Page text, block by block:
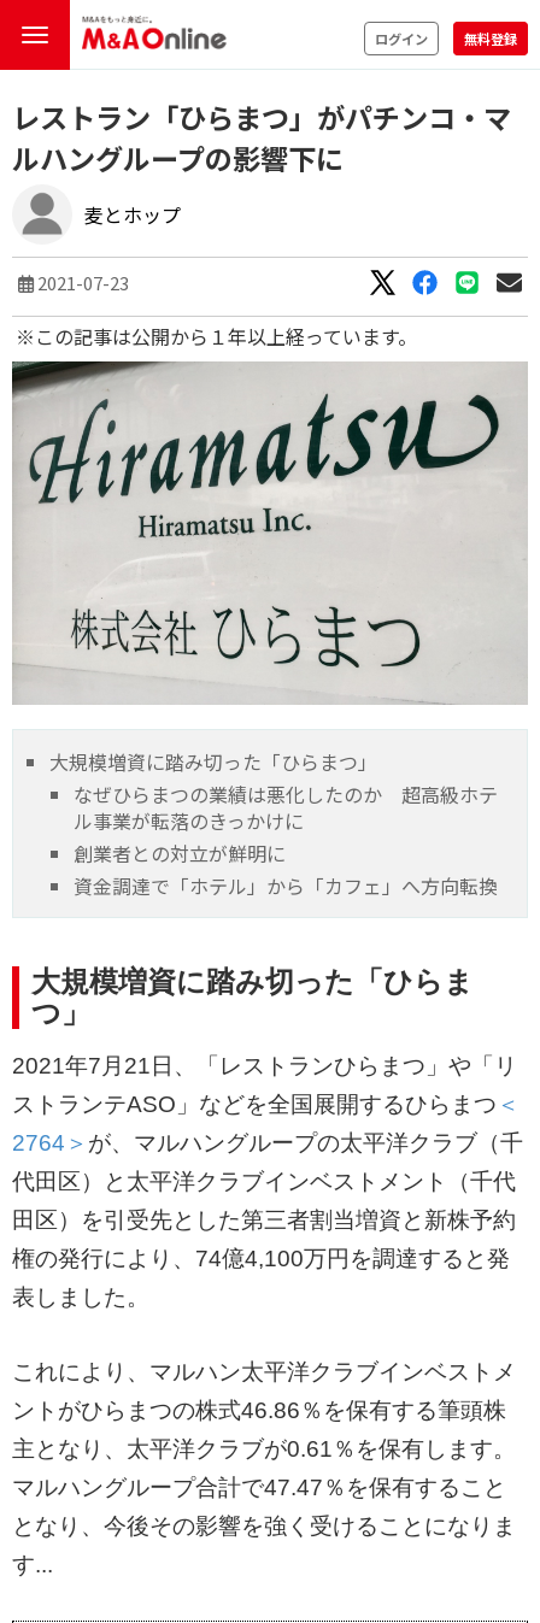
ログイン 無料登録
レストラン「ひらまつ」がパチンコ・マ
ルハングループの影響下に
麦とホップ
2021-07-23
※この記事は公開から１年以上経っています。
大規模増資に踏み切った「ひらまつ」
なぜひらまつの業績は悪化したのか 超高級ホテ
ル事業が転落のきっかけに
創業者との対立が鮮明に
資金調達で「ホテル」から「カフェ」へ方向転換
大規模増資に踏み切った「ひらま
つ」
2021年7月21日、「レストランひらまつ」や「リ
ストランテASO」などを全国展開するひらまつ ＜
2764＞ が、マルハングループの太平洋クラブ（千
代田区）と太平洋クラブインベストメント（千代
田区）を引受先とした第三者割当増資と新株予約
権の発行により、74億4,100万円を調達すると発
表しました。
これにより、マルハン太平洋クラブインベストメ
ントがひらまつの株式46.86％を保有する筆頭株
主となり、太平洋クラブが0.61％を保有します。
マルハングループ合計で47.47％を保有すること
となり、今後その影響を強く受けることになりま
す...